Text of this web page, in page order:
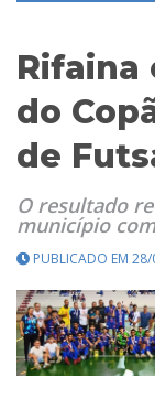
Rifaina
do
de
O resultado
município
PUBLICADO EM